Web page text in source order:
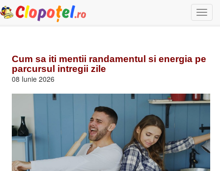
Cum sa iti mentii randamentul si energia pe
parcursul intregii zile
08 Iunie 2026